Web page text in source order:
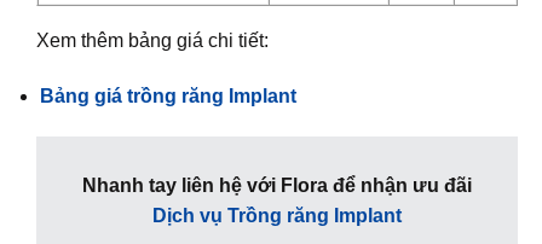
Xem thêm bảng giá chi tiết:
Bảng giá trồng răng Implant
Nhanh tay liên hệ với Flora để nhận ưu đãi
Dịch vụ Trồng răng Implant